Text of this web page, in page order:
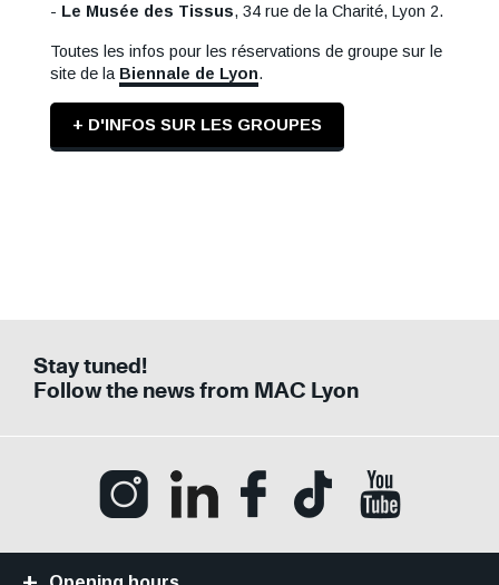
- Le Musée des Tissus, 34 rue de la Charité, Lyon 2.
Toutes les infos pour les réservations de groupe sur le
site de la Biennale de Lyon.
+ D'INFOS SUR LES GROUPES
facebook
twitterStay tuned!
Follow the news from MAC Lyon
Ouvrir la page Instagram (Nouvelle
Ouvrir la page LinkedIn
Ouvrir la page Facebook
Ouvrir la page